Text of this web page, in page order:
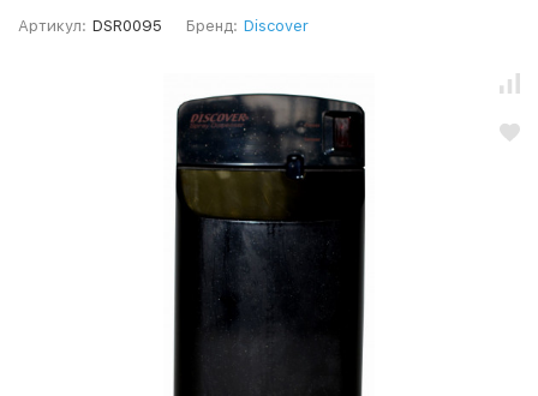
Артикул: DSR0095 Бренд: Discover